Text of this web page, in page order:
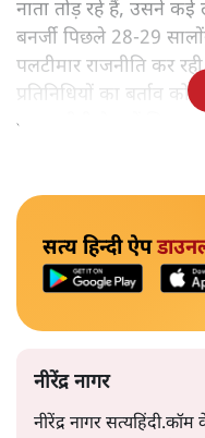
नाता तोड़ रहे हैं, उसने कई
बनर्जी पिछले 28-29
पलटीमार राजनीति कर
प्रतिनिधियों का बर्ताव
ममता दीदी ने उन्हें सिखाया
सत्य हिन्दी ऐप
नीरेंद्र नागर
नीरेंद्र नागर